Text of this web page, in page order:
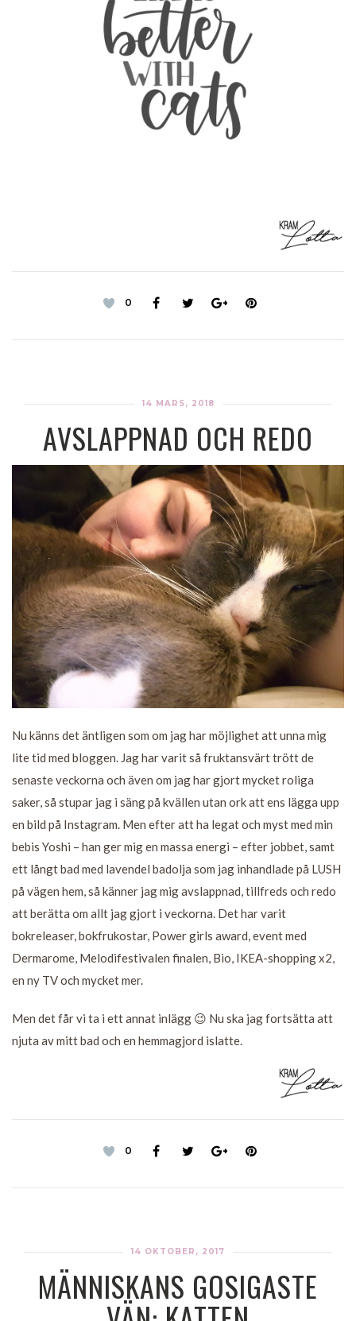
0
14 MARS, 2018
AVSLAPPNAD OCH REDO
Nu känns det äntligen som om jag har möjlighet att unna mig
lite tid med bloggen. Jag har varit så fruktansvärt trött de
senaste veckorna och även om jag har gjort mycket roliga
saker, så stupar jag i säng på kvällen utan ork att ens lägga upp
en bild på Instagram. Men efter att ha legat och myst med min
bebis Yoshi – han ger mig en massa energi – efter jobbet, samt
ett långt bad med lavendel badolja som jag inhandlade på LUSH
på vägen hem, så känner jag mig avslappnad, tillfreds och redo
att berätta om allt jag gjort i veckorna. Det har varit
bokreleaser, bokfrukostar, Power girls award, event med
Dermarome, Melodifestivalen finalen, Bio, IKEA-shopping x2,
en ny TV och mycket mer.
Men det får vi ta i ett annat inlägg 😉 Nu ska jag fortsätta att
njuta av mitt bad och en hemmagjord islatte.
0
14 OKTOBER, 2017
MÄNNISKANS GOSIGASTE